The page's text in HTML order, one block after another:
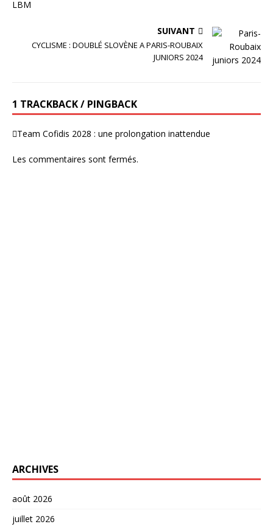
SUIVANT
CYCLISME : DOUBLÉ SLOVÈNE A PARIS-ROUBAIX
JUNIORS 2024
1 TRACKBACK / PINGBACK
Team Cofidis 2028 : une prolongation inattendue
Les commentaires sont fermés.
ARCHIVES
août 2026
juillet 2026